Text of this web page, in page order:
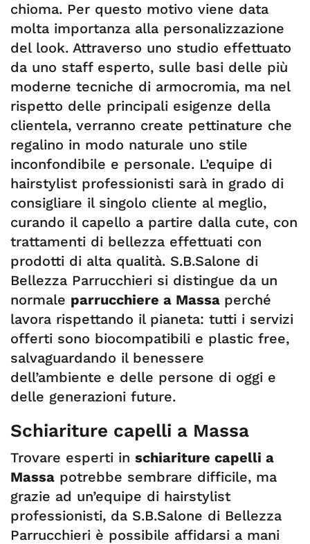
chioma. Per questo motivo viene data
molta importanza alla personalizzazione
del look. Attraverso uno studio effettuato
da uno staff esperto, sulle basi delle più
moderne tecniche di armocromia, ma nel
rispetto delle principali esigenze della
clientela, verranno create pettinature che
regalino in modo naturale uno stile
inconfondibile e personale. L’equipe di
hairstylist professionisti sarà in grado di
consigliare il singolo cliente al meglio,
curando il capello a partire dalla cute, con
trattamenti di bellezza effettuati con
prodotti di alta qualità. S.B.Salone di
Bellezza Parrucchieri si distingue da un
normale parrucchiere a Massa perché
lavora rispettando il pianeta: tutti i servizi
offerti sono biocompatibili e plastic free,
salvaguardando il benessere
dell’ambiente e delle persone di oggi e
delle generazioni future.
Schiariture capelli a Massa
Trovare esperti in schiariture capelli a
Massa potrebbe sembrare difficile, ma
grazie ad un’equipe di hairstylist
professionisti, da S.B.Salone di Bellezza
Parrucchieri è possibile affidarsi a mani